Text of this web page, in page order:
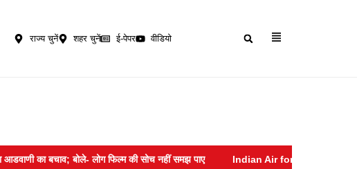
राज्य चुनें शहर चुनें ई-पेपर वीडियो
का बचाव; बोले- लोग फिल्म की सोच नहीं समझ पाए Indian Air force :- सोशल मीडिया पर